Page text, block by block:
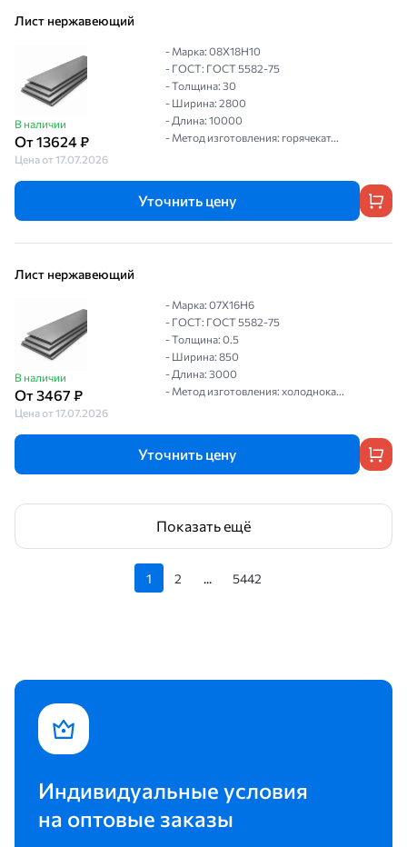
Лист нержавеющий
В наличии
От 13624 ₽
Цена от 17.07.2026
- Марка: 08Х18Н10
- ГОСТ: ГОСТ 5582-75
- Толщина: 30
- Ширина: 2800
- Длина: 10000
- Метод изготовления: горячекат...
Уточнить цену
Лист нержавеющий
В наличии
От 3467 ₽
Цена от 17.07.2026
- Марка: 07Х16Н6
- ГОСТ: ГОСТ 5582-75
- Толщина: 0.5
- Ширина: 850
- Длина: 3000
- Метод изготовления: холоднока...
Уточнить цену
Показать ещё
1 2 ... 5442
Индивидуальные условия
на оптовые заказы